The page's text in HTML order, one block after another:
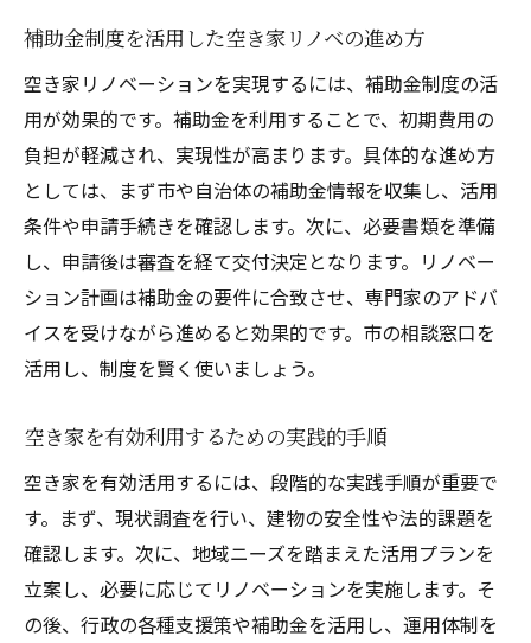
補助金制度を活用した空き家リノベの進め方
空き家リノベーションを実現するには、補助金制度の活
用が効果的です。補助金を利用することで、初期費用の
負担が軽減され、実現性が高まります。具体的な進め方
としては、まず市や自治体の補助金情報を収集し、活用
条件や申請手続きを確認します。次に、必要書類を準備
し、申請後は審査を経て交付決定となります。リノベー
ション計画は補助金の要件に合致させ、専門家のアドバ
イスを受けながら進めると効果的です。市の相談窓口を
活用し、制度を賢く使いましょう。
空き家を有効利用するための実践的手順
空き家を有効活用するには、段階的な実践手順が重要で
す。まず、現状調査を行い、建物の安全性や法的課題を
確認します。次に、地域ニーズを踏まえた活用プランを
立案し、必要に応じてリノベーションを実施します。そ
の後、行政の各種支援策や補助金を活用し、運用体制を